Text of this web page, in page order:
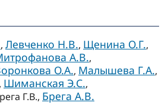
, Левченко Н.В., Щенина О.Г.,
А.В.,
О.А., Малышева Г.А.,
, Шиманская Э.С.,
Г.В., Брега А.В.